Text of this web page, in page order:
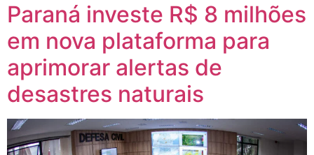
Paraná investe R$ 8 milhões
em nova plataforma para
aprimorar alertas de
desastres naturais